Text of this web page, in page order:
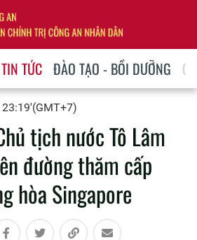
TIN TỨC ĐÀO TẠO - BỒI DƯỠNG
tịch nước Tô Lâm
đường thăm cấp
hòa Singapore